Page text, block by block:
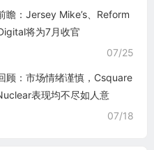
瞻：Jersey Mike’s、Reform
将为7月收官
07/25
顾：市场情绪谨慎，Csquare
表现均不尽如人意
07/18